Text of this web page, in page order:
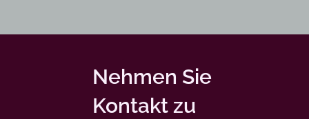
Nehmen Sie
Kontakt zu